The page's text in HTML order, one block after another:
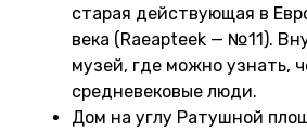
старая действующая в
века (Raeapteek — №11).
музей, где можно узнать,
средневековые люди.
Дом на углу Ратушной